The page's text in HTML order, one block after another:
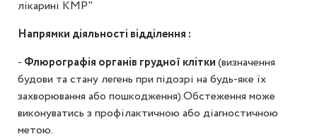
лікарині КМР"
Напрямки діяльності відділення :
- Флюрографія органів грудної клітки(визначення
будови та стану легень при підозрі на будь-яке їх
захворювання або пошкодження).Обстеження може
виконуватись з профілактичною або діагностичною
метою.